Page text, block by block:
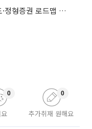
STO 하위법규 예상안, 풀링·거래한도·정형증권 로드맵 제시
0
추가취재 원해요
0